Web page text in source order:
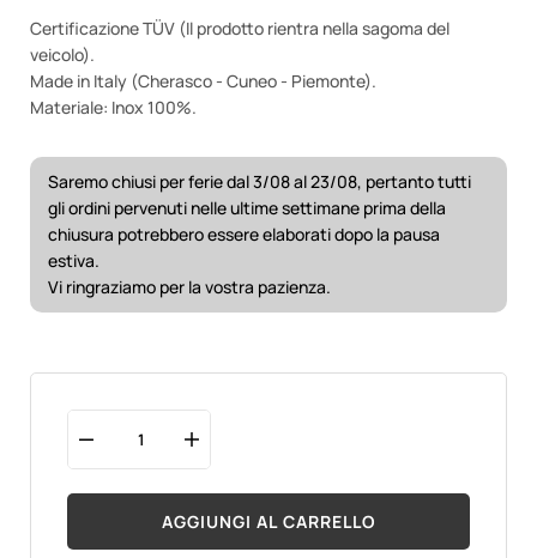
Certificazione TÜV (Il prodotto rientra nella sagoma del
veicolo).
Made in Italy (Cherasco - Cuneo - Piemonte).
Materiale: Inox 100%.
Saremo chiusi per ferie dal 3/08 al 23/08, pertanto tutti
gli ordini pervenuti nelle ultime settimane prima della
chiusura potrebbero essere elaborati dopo la pausa
estiva.
Vi ringraziamo per la vostra pazienza.
AGGIUNGI AL CARRELLO